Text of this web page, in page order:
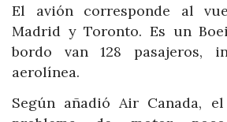
El avión corresponde al
Madrid y Toronto. Es un
bordo van 128 pasajeros,
aerolínea.
Según añadió Air Canada,